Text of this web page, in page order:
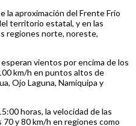
la aproximación del Frente Frío
territorio estatal, y en las
regiones norte, noreste,
vientos por encima de los
km/h en puntos altos de
Ojo Laguna, Namiquipa y
horas, la velocidad de las
y 80 km/h en regiones como